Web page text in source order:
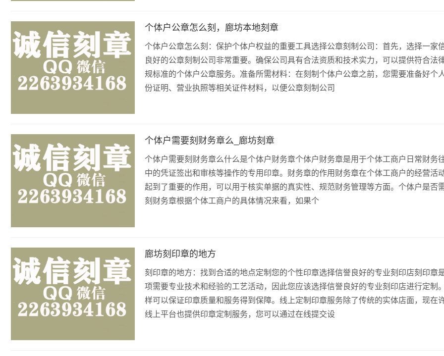
个体户公章怎么刻，廊坊本地刻章
个体户公章怎么刻：保护个体户权益的重要工具选择公章刻制公司：首先，选择一家
良好的公章刻制公司非常重要。确保公司具有合法资质和技术实力，可以提供符合法
规标准的个体户公章服务。准备所需材料：在刻制个体户公章之前，您需要准备好个
份证明、营业执照等相关证件材料，以便公章刻制公司
个体户需要刻财务章么_廊坊刻章
个体户需要刻财务章么什么是个体户财务章个体户财务章是用于个体工商户日常财务
中的凭证签出和审核等操作的专用印章。财务章的作用财务章在个体工商户的经营活
起到了重要的作用，可以用于核实单据的真实性、规范财务管理等方面。个体户是否
刻财务章根据个体工商户的具体情况来看，如果个
廊坊刻印章的地方
刻印章的地方：找到合适的地点定制您的个性印章选择信誉良好的专业刻印店刻印章
项需要专业技术和经验的工艺活动，因此您应该选择信誉良好的专业刻印店进行定制
样可以保证印章质量和服务得到保障。线上定制印章服务除了传统的实体店面，现在
线上平台也提供印章定制服务，您可以通过在线提交设